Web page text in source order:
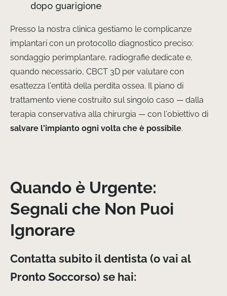
dopo guarigione
Presso la nostra clinica gestiamo le complicanze
implantari con un protocollo diagnostico preciso:
sondaggio perimplantare, radiografie dedicate e,
quando necessario, CBCT 3D per valutare con
esattezza l’entità della perdita ossea. Il piano di
trattamento viene costruito sul singolo caso — dalla
terapia conservativa alla chirurgia — con l’obiettivo di
salvare l’impianto ogni volta che è possibile.
Quando è Urgente:
Segnali che Non Puoi
Ignorare
Contatta subito il dentista (o vai al
Pronto Soccorso) se hai: